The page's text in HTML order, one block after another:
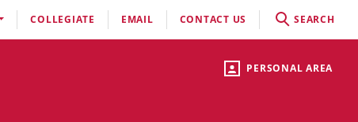
PERSONAL AREA
COLLEGIATE EMAIL CONTACT US SEARCH